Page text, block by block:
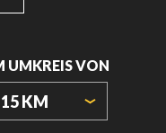
UMKREIS VON
15 KM